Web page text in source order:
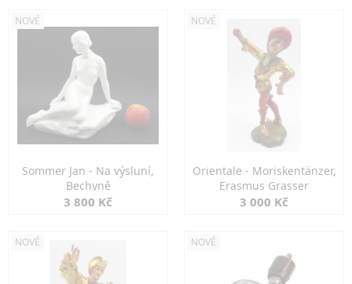
NOVÉ
Sommer Jan - Na výsluní,
Bechyně
3 800 Kč
NOVÉ
Orientale - Moriskentänzer,
Erasmus Grasser
3 000 Kč
NOVÉ NOVÉ